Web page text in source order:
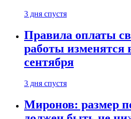
3 дня спустя
Правила оплаты
работы изменятся
сентября
3 дня спустя
Миронов: размер